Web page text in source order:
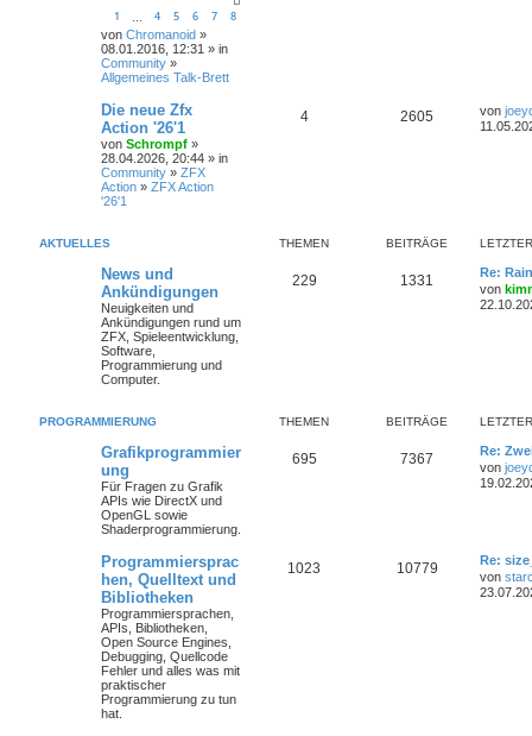
1 4 5 6 7 8
von Chromanoid »
08.01.2016, 12:31 » in
Community »
Allgemeines Talk-Brett
Die neue Zfx
Action '26'1
von Schrompf »
28.04.2026, 20:44 » in
Community » ZFX
Action » ZFX Action
'26'1
4 2605 von
AKTUELLES THEMEN BEITRÄGE
News und
Ankündigungen
Neuigkeiten und
Ankündigungen rund um
ZFX, Spieleentwicklung,
Software,
Programmierung und
Computer.
229 1331
Re:
von
PROGRAMMIERUNG THEMEN BEITRÄGE
Grafikprogrammier
ung
Für Fragen zu Grafik
APIs wie DirectX und
OpenGL sowie
Shaderprogrammierung.
695 7367
Re:
von
Programmiersprac
hen, Quelltext und
Bibliotheken
Programmiersprachen,
APIs, Bibliotheken,
Open Source Engines,
Debugging, Quellcode
Fehler und alles was mit
praktischer
Programmierung zu tun
hat.
1023 10779
Re:
von